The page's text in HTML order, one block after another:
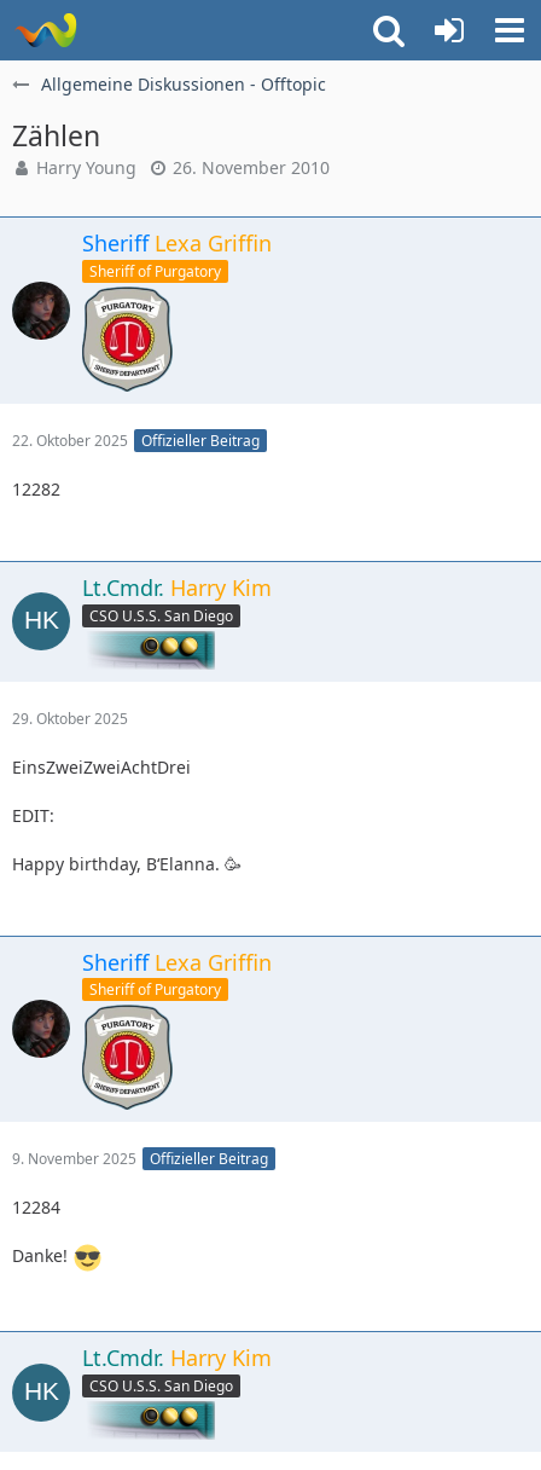
Allgemeine Diskussionen - Offtopic
Zählen
Harry Young 26. November 2010
Sheriff Lexa Griffin
Sheriff of Purgatory
22. Oktober 2025 Offizieller Beitrag
12282
Lt.Cmdr. Harry Kim
CSO U.S.S. San Diego
29. Oktober 2025
EinsZweiZweiAchtDrei
EDIT:
Happy birthday, B‘Elanna. 🥳
Sheriff Lexa Griffin
Sheriff of Purgatory
9. November 2025 Offizieller Beitrag
12284
Danke!
Lt.Cmdr. Harry Kim
CSO U.S.S. San Diego